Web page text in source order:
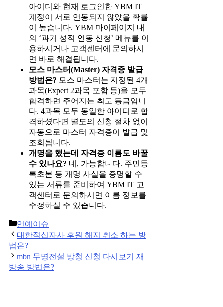
아이디와 현재 로그인한 YBM IT
계정이 서로 연동되지 않았을 확률
이 높습니다. YBM 마이페이지 내
의 ‘과거 성적 연동 신청’ 메뉴를 이
용하시거나 고객센터에 문의하시
면 바로 해결됩니다.
모스 마스터(Master) 자격증 발급
방법은? 모스 마스터는 지정된 4개
과목(Expert 2과목 포함 등)을 모두
합격하면 주어지는 최고 등급입니
다. 4과목 모두 동일한 아이디로 합
격하셨다면 별도의 신청 절차 없이
자동으로 마스터 자격증이 발급 및
조회됩니다.
개명을 했는데 자격증 이름도 바꿀
수 있나요? 네, 가능합니다. 주민등
록초본 등 개명 사실을 증명할 수
있는 서류를 준비하여 YBM IT 고
객센터로 문의하시면 이름 정보를
수정하실 수 있습니다.
Categories
연예이슈
Post
navigation
대한적십자사 후원 해지 취소 하는 방
법은?
mbn 무명전설 방청 신청 다시보기 재
방송 방법은?